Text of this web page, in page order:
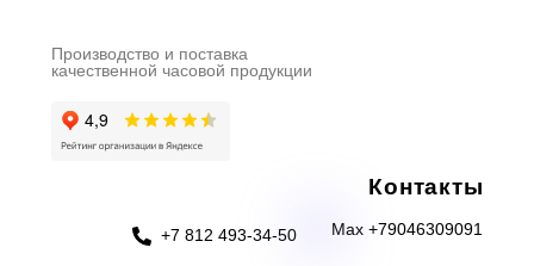
Производство и поставка
качественной часовой продукции
Контакты
+7 812 493-34-50 Max +79046309091